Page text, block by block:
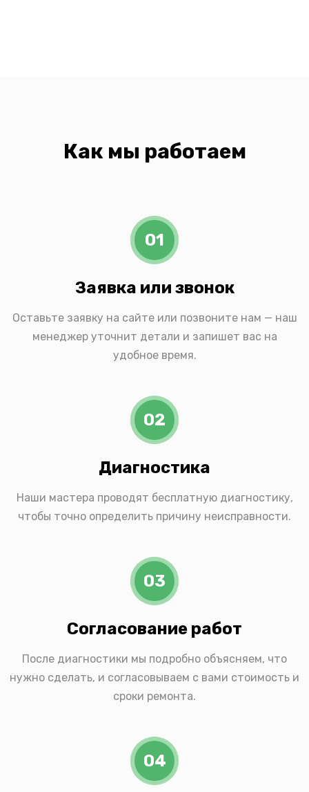
Как мы работаем
01
Заявка или звонок
Оставьте заявку на сайте или позвоните нам — наш
менеджер уточнит детали и запишет вас на
удобное время.
02
Диагностика
Наши мастера проводят бесплатную диагностику,
чтобы точно определить причину неисправности.
03
Согласование работ
После диагностики мы подробно объясняем, что
нужно сделать, и согласовываем с вами стоимость и
сроки ремонта.
04